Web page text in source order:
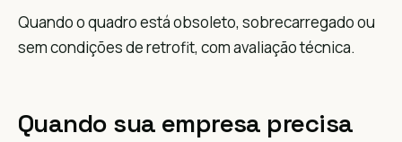
Quando o quadro está obsoleto, sobrecarregado ou
sem condições de retrofit, com avaliação técnica.
Quando sua empresa precisa